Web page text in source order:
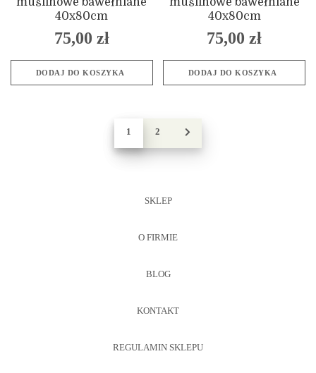
40x80cm
75,00 zł
DODAJ DO KOSZYKA
40x80cm
75,00 zł
DODAJ DO KOSZYKA
1 2 →
SKLEP
O FIRMIE
BLOG
KONTAKT
REGULAMIN SKLEPU